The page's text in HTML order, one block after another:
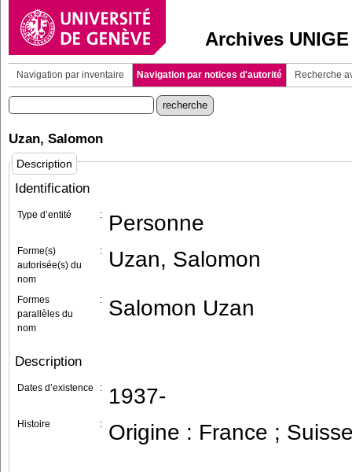
Archives UNIGE
Navigation par inventaire Navigation par notices d'autorité Recherche
Uzan, Salomon
Description
Identification
Type d’entité : Personne
Forme(s)
autorisée(s) du
nom
: Uzan, Salomon
Formes
parallèles du
nom
: Salomon Uzan
Description
Dates d’existence : 1937-
Histoire : Origine : France ;